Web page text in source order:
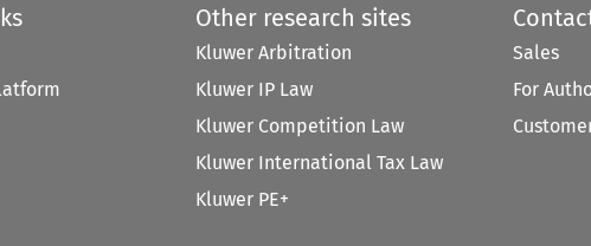
Other research sites
Kluwer Arbitration
Kluwer IP Law
Kluwer Competition Law
Kluwer International Tax Law
Kluwer PE+
Sales
For